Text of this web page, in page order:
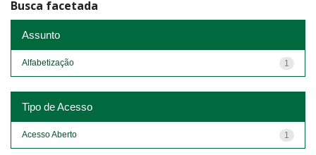
Busca facetada
Assunto
1
Alfabetização
Tipo de Acesso
1
Acesso Aberto